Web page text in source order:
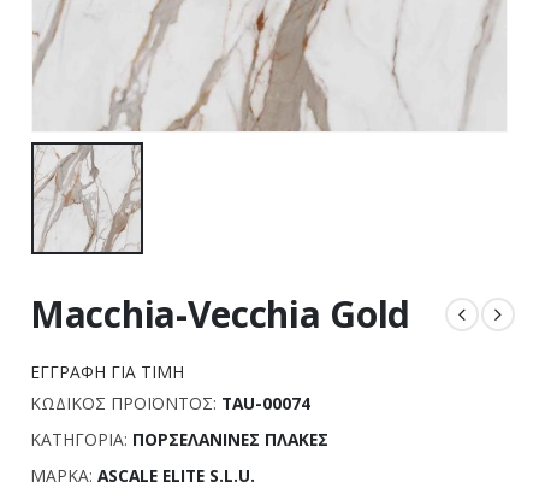
Macchia-Vecchia Gold
ΕΓΓΡΑΦΉ ΓΙΑ ΤΙΜΉ
ΚΩΔΙΚΌΣ ΠΡΟΪΌΝΤΟΣ: TAU-00074
ΚΑΤΗΓΟΡΊΑ: ΠΟΡΣΕΛΆΝΙΝΕΣ ΠΛΆΚΕΣ
ΜΆΡΚΑ: ASCALE ELITE S.L.U.